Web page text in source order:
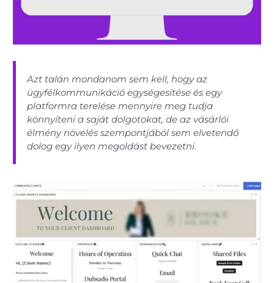
Azt talán mondanom sem kell, hogy az
ügyfélkommunikáció egységesítése és egy
platformra terelése mennyire meg tudja
könnyíteni a saját dolgotokat, de az vásárlói
élmény növelés szempontjából sem elvetendő
dolog egy ilyen megoldást bevezetni.